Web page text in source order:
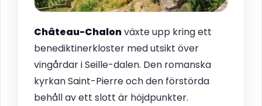
Château-Chalonväxte upp kring ett
benediktinerkloster med utsikt över
vingårdar i Seille-dalen. Den romanska
kyrkan Saint-Pierre och den förstörda
behåll av ett slott är höjdpunkter.